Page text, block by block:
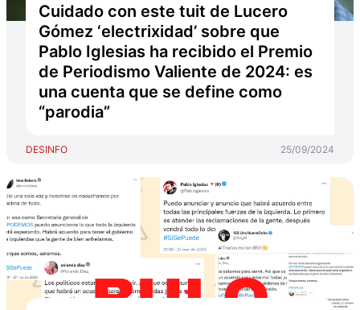
Cuidado con este tuit de Lucero
Gómez ‘electrixidad’ sobre que
Pablo Iglesias ha recibido el Premio
de Periodismo Valiente de 2024: es
una cuenta que se define como
“parodia”
DESINFO 25/09/2024